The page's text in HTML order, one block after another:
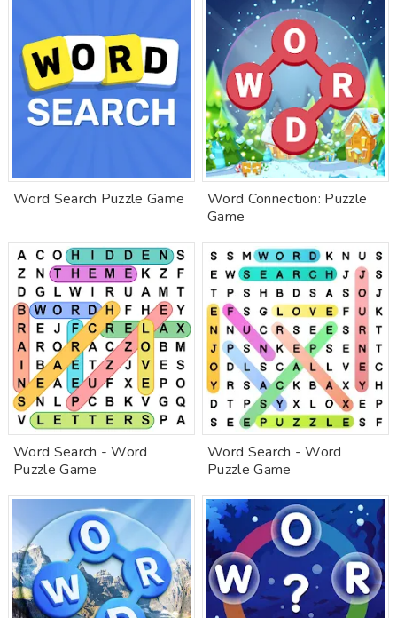
Word Search Puzzle Game
Word Connection: Puzzle
Game
Word Search - Word
Puzzle Game
Word Search - Word
Puzzle Game